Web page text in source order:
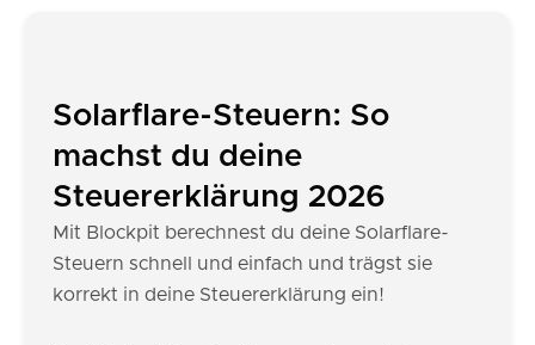
Solarflare-Steuern: So
machst du deine
Steuererklärung 2026
Mit Blockpit berechnest du deine Solarflare-
Steuern schnell und einfach und trägst sie
korrekt in deine Steuererklärung ein!